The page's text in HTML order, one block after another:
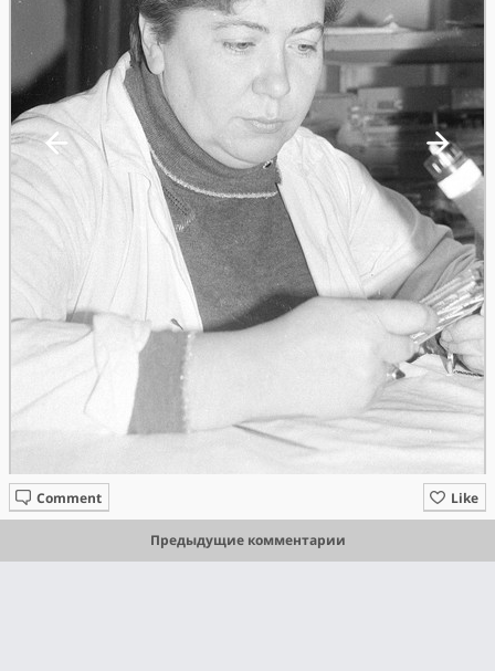
Like
Comment
Предыдущие комментарии